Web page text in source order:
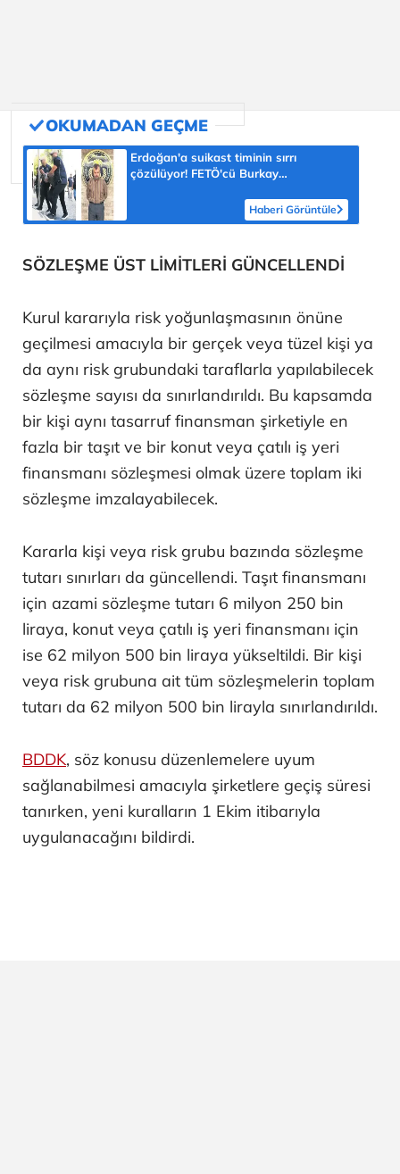
Erdoğan'a suikast timinin sırrı
çözülüyor! FETÖ'cü Burkay
Haberi Görüntüle
SÖZLEŞME ÜST LİMİTLERİ GÜNCELLENDİ
Kurul kararıyla risk yoğunlaşmasının önüne
geçilmesi amacıyla bir gerçek veya tüzel kişi ya
da aynı risk grubundaki taraflarla yapılabilecek
sözleşme sayısı da sınırlandırıldı. Bu kapsamda
bir kişi aynı tasarruf finansman şirketiyle en
fazla bir taşıt ve bir konut veya çatılı iş yeri
finansmanı sözleşmesi olmak üzere toplam iki
sözleşme imzalayabilecek.
Kararla kişi veya risk grubu bazında sözleşme
tutarı sınırları da güncellendi. Taşıt finansmanı
için azami sözleşme tutarı 6 milyon 250 bin
liraya, konut veya çatılı iş yeri finansmanı için
ise 62 milyon 500 bin liraya yükseltildi. Bir kişi
veya risk grubuna ait tüm sözleşmelerin toplam
tutarı da 62 milyon 500 bin lirayla sınırlandırıldı.
BDDK, söz konusu düzenlemelere uyum
sağlanabilmesi amacıyla şirketlere geçiş süresi
tanırken, yeni kuralların 1 Ekim itibarıyla
uygulanacağını bildirdi.